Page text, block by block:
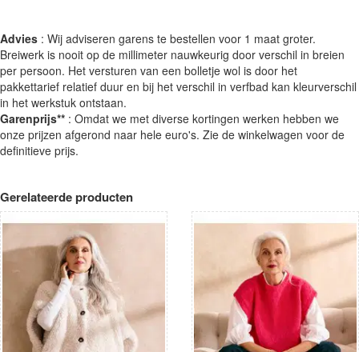
Advies : Wij adviseren garens te bestellen voor 1 maat groter.
Breiwerk is nooit op de millimeter nauwkeurig door verschil in breien
per persoon. Het versturen van een bolletje wol is door het
pakkettarief relatief duur en bij het verschil in verfbad kan kleurverschil
in het werkstuk ontstaan.
Garenprijs** : Omdat we met diverse kortingen werken hebben we
onze prijzen afgerond naar hele euro's. Zie de winkelwagen voor de
definitieve prijs.
Gerelateerde producten